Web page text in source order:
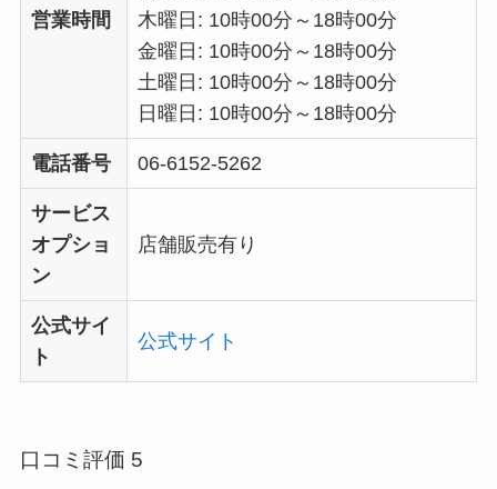
営業時間
木曜日: 10時00分～18時00分
金曜日: 10時00分～18時00分
土曜日: 10時00分～18時00分
日曜日: 10時00分～18時00分
電話番号 06-6152-5262
サービス
オプショ
ン
店舗販売有り
公式サイ
ト
公式サイト
口コミ評価 5